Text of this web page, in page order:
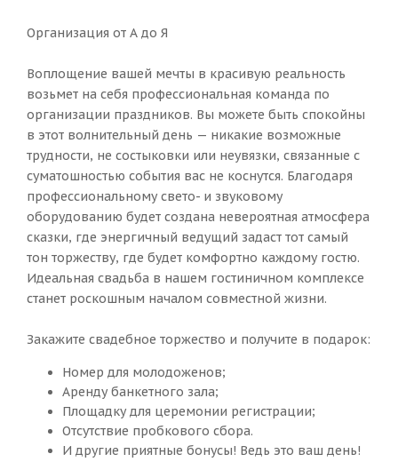
Организация от А до Я
Воплощение вашей мечты в красивую реальность
возьмет на себя профессиональная команда по
организации праздников. Вы можете быть спокойны
в этот волнительный день — никакие возможные
трудности, не состыковки или неувязки, связанные с
суматошностью события вас не коснутся. Благодаря
профессиональному свето- и звуковому
оборудованию будет создана невероятная атмосфера
сказки, где энергичный ведущий задаст тот самый
тон торжеству, где будет комфортно каждому гостю.
Идеальная свадьба в нашем гостиничном комплексе
станет роскошным началом совместной жизни.
Закажите свадебное торжество и получите в подарок:
Номер для молодоженов;
Аренду банкетного зала;
Площадку для церемонии регистрации;
Отсутствие пробкового сбора.
И другие приятные бонусы! Ведь это ваш день!